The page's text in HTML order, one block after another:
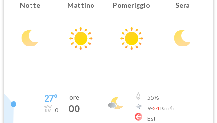
Notte Mattino Pomeriggio Sera
27°
0
ore
00
55%
9-24Km/h
Est